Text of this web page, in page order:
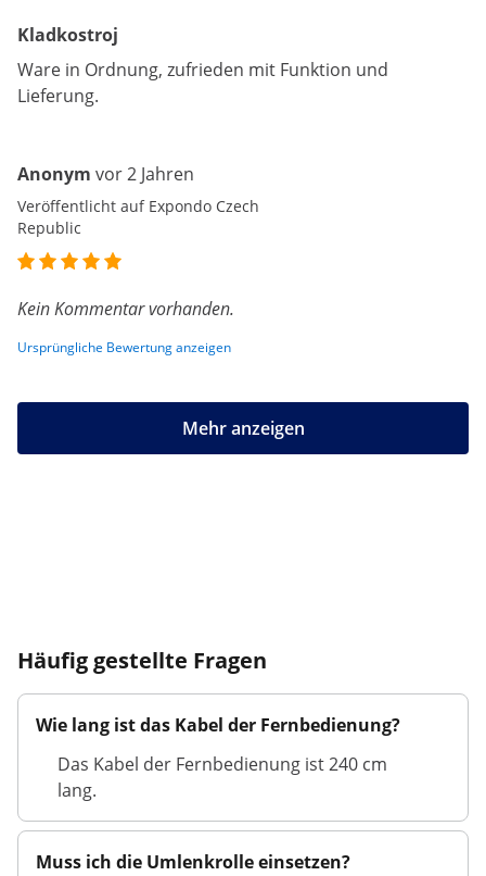
Kladkostroj
Ware in Ordnung, zufrieden mit Funktion und
Lieferung.
Anonym vor 2 Jahren
Veröffentlicht auf Expondo Czech
Republic
Kein Kommentar vorhanden.
Ursprüngliche Bewertung anzeigen
Mehr anzeigen
Häufig gestellte Fragen
Wie lang ist das Kabel der Fernbedienung?
Das Kabel der Fernbedienung ist 240 cm
lang.
Muss ich die Umlenkrolle einsetzen?